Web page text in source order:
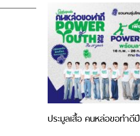
ประมูลเสื้อ คนหล่อขอทำดี